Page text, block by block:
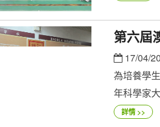
第六屆
17/04/
為培養學
年科學家
詳情 >>